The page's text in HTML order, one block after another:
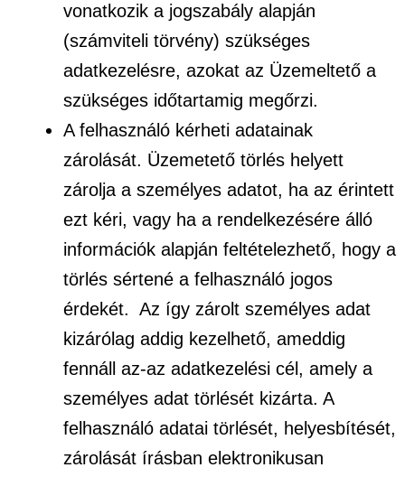
vonatkozik a jogszabály alapján
(számviteli törvény) szükséges
adatkezelésre, azokat az Üzemeltető a
szükséges időtartamig megőrzi.
A felhasználó kérheti adatainak
zárolását. Üzemetető törlés helyett
zárolja a személyes adatot, ha az érintett
ezt kéri, vagy ha a rendelkezésére álló
információk alapján feltételezhető, hogy a
törlés sértené a felhasználó jogos
érdekét. Az így zárolt személyes adat
kizárólag addig kezelhető, ameddig
fennáll az-az adatkezelési cél, amely a
személyes adat törlését kizárta. A
felhasználó adatai törlését, helyesbítését,
zárolását írásban elektronikusan